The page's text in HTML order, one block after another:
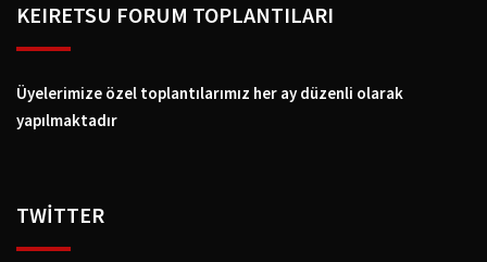
KEIRETSU FORUM TOPLANTILARI
Üyelerimize özel toplantılarımız her ay düzenli olarak
yapılmaktadır
TWİTTER